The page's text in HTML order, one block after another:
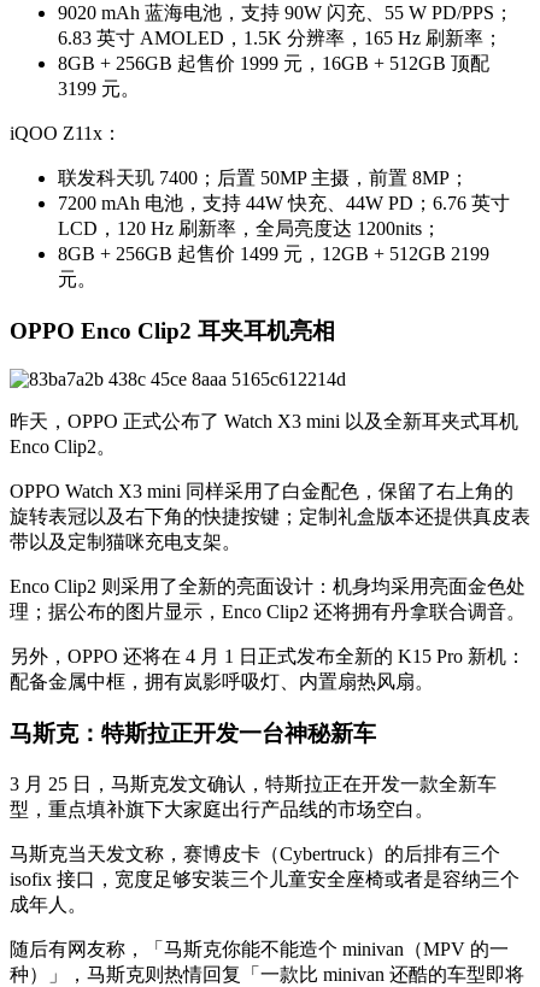
9020 mAh 蓝海电池，支持 90W 闪充、55 W PD/PPS；
6.83 英寸 AMOLED，1.5K 分辨率，165 Hz 刷新率；
8GB + 256GB 起售价 1999 元，16GB + 512GB 顶配
3199 元。
iQOO Z11x：
联发科天玑 7400；后置 50MP 主摄，前置 8MP；
7200 mAh 电池，支持 44W 快充、44W PD；6.76 英寸
LCD，120 Hz 刷新率，全局亮度达 1200nits；
8GB + 256GB 起售价 1499 元，12GB + 512GB 2199
元。
OPPO Enco Clip2 耳夹耳机亮相
昨天，OPPO 正式公布了 Watch X3 mini 以及全新耳夹式耳机
Enco Clip2。
OPPO Watch X3 mini 同样采用了白金配色，保留了右上角的
旋转表冠以及右下角的快捷按键；定制礼盒版本还提供真皮表
带以及定制猫咪充电支架。
Enco Clip2 则采用了全新的亮面设计：机身均采用亮面金色处
理；据公布的图片显示，Enco Clip2 还将拥有丹拿联合调音。
另外，OPPO 还将在 4 月 1 日正式发布全新的 K15 Pro 新机：
配备金属中框，拥有岚影呼吸灯、内置扇热风扇。
马斯克：特斯拉正开发一台神秘新车
3 月 25 日，马斯克发文确认，特斯拉正在开发一款全新车
型，重点填补旗下大家庭出行产品线的市场空白。
马斯克当天发文称，赛博皮卡（Cybertruck）的后排有三个
isofix 接口，宽度足够安装三个儿童安全座椅或者是容纳三个
成年人。
随后有网友称，「马斯克你能不能造个 minivan（MPV 的一
种）」，马斯克则热情回复「一款比 minivan 还酷的车型即将